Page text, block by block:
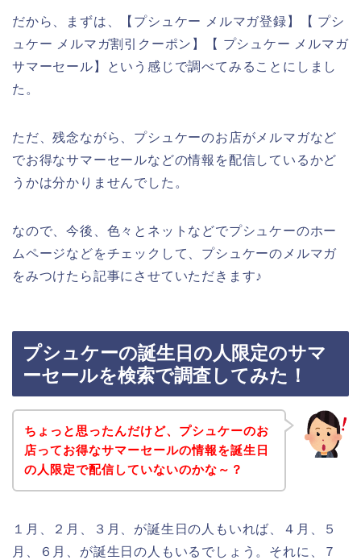
だから、まずは、【プシュケー メルマガ登録】【 プシ
ュケー メルマガ割引クーポン】【 プシュケー メルマガ
サマーセール】という感じで調べてみることにしまし
た。
ただ、残念ながら、プシュケーのお店がメルマガなど
でお得なサマーセールなどの情報を配信しているかど
うかは分かりませんでした。
なので、今後、色々とネットなどでプシュケーのホー
ムページなどをチェックして、プシュケーのメルマガ
をみつけたら記事にさせていただきます♪
プシュケーの誕生日の人限定のサマ
ーセールを検索で調査してみた！
ちょっと思ったんだけど、プシュケーのお
店ってお得なサマーセールの情報を誕生日
の人限定で配信していないのかな～？
１月、２月、３月、が誕生日の人もいれば、４月、５
月、６月、が誕生日の人もいるでしょう。それに、７